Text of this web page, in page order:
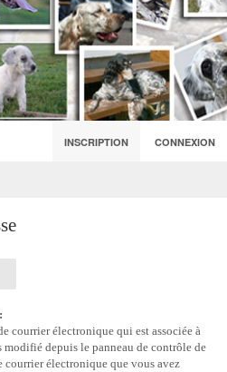
INSCRIPTION CONNEXION
courrier électronique qui est associée à
modifié depuis le panneau de contrôle de
courrier électronique que vous avez